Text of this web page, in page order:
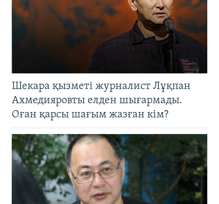
Шекара қызметі журналист Лұқпан
Ахмедияровты елден шығармады.
Оған қарсы шағым жазған кім?